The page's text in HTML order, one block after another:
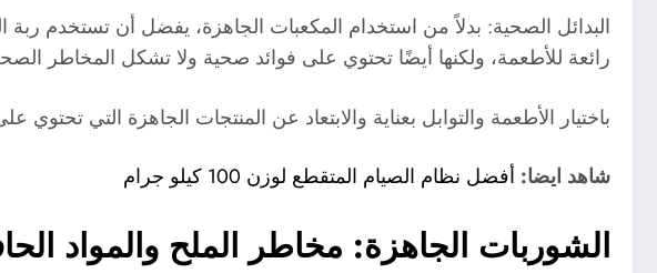
البدائل الصحية: بدلاً من استخدام المكعبات الجاهزة، يفضل أن تستخدم
رائعة للأطعمة، ولكنها أيضًا تحتوي على فوائد صحية ولا تشكل المخاطر
باختيار الأطعمة والتوابل بعناية والابتعاد عن المنتجات الجاهزة التي
شاهد ايضا: أفضل نظام الصيام المتقطع لوزن 100 كيلو جرام
الشوربات الجاهزة: مخاطر الملح والمواد